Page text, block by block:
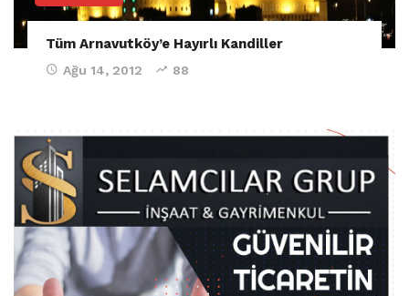
Tüm Arnavutköy’e Hayırlı Kandiller
Ağu 14, 2012 88